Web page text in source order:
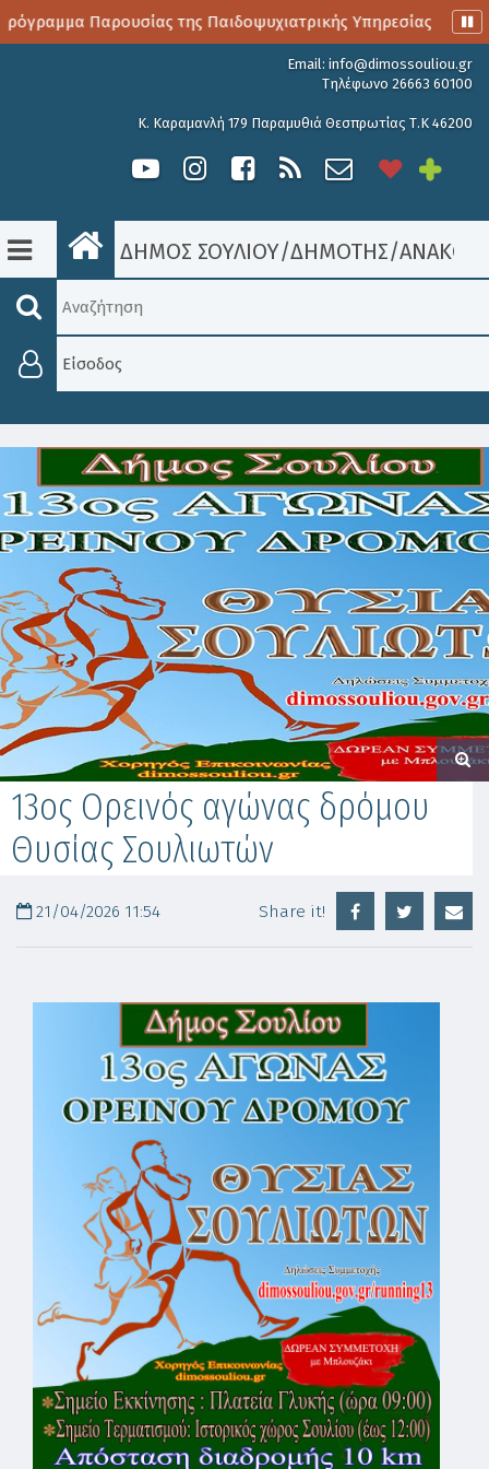
Παρουσίας της Παιδοψυχιατρικής Υπηρεσίας
Email: info@dimossouliou.gr
Τηλέφωνο 26663 60100
Κ. Καραμανλή 179 Παραμυθιά Θεσπρωτίας Τ.Κ 46200
ΔΗΜΟΣ ΣΟΥΛΙΟΥ/ΔΗΜΟΤΗΣ/
Είσοδος
13ος Ορεινός αγώνας δρόμου
Θυσίας Σουλιωτών
21/04/2026 11:54 Share it!